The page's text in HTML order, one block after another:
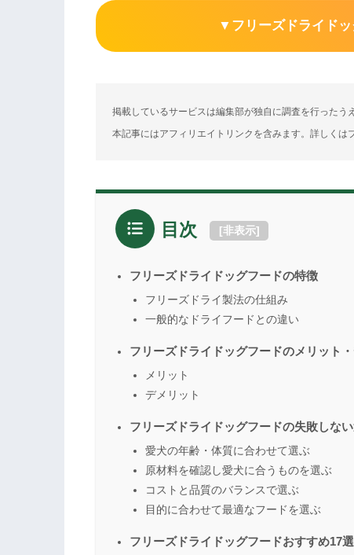
▼フリーズドライド
掲載しているサービスは編集部が独自に調査を行ったう
本記事にはアフィリエイトリンクを含みます。詳しくは
目次 [非表示]
フリーズドライドッグフードの特徴
フリーズドライ製法の仕組み
一般的なドライフードとの違い
フリーズドライドッグフードのメリット
メリット
デメリット
フリーズドライドッグフードの失敗しな
愛犬の年齢・体質に合わせて選ぶ
原材料を確認し愛犬に合うものを選ぶ
コストと品質のバランスで選ぶ
目的に合わせて最適なフードを選ぶ
フリーズドライドッグフードおすすめ17選